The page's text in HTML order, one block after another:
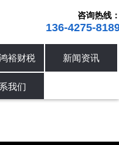
咨询热线
136-4275-
报关和船务
更多代办服务
关于鸿裕
办理出口权